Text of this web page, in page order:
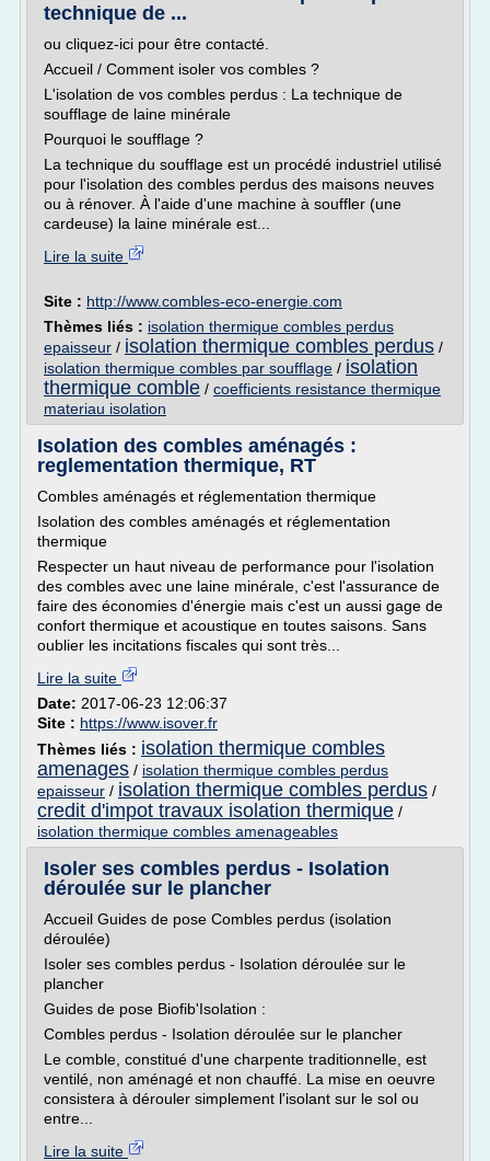
technique de ...
ou cliquez-ici pour être contacté.
Accueil / Comment isoler vos combles ?
L'isolation de vos combles perdus : La technique de
soufflage de laine minérale
Pourquoi le soufflage ?
La technique du soufflage est un procédé industriel utilisé
pour l'isolation des combles perdus des maisons neuves
ou à rénover. À l'aide d'une machine à souffler (une
cardeuse) la laine minérale est...
Lire la suite
Site : http://www.combles-eco-energie.com
Thèmes liés : isolation thermique combles perdus
epaisseur / isolation thermique combles perdus /
isolation thermique combles par soufflage / isolation
thermique comble / coefficients resistance thermique
materiau isolation
Isolation des combles aménagés :
reglementation thermique, RT
Combles aménagés et réglementation thermique
Isolation des combles aménagés et réglementation
thermique
Respecter un haut niveau de performance pour l'isolation
des combles avec une laine minérale, c'est l'assurance de
faire des économies d'énergie mais c'est un aussi gage de
confort thermique et acoustique en toutes saisons. Sans
oublier les incitations fiscales qui sont très...
Lire la suite
Date: 2017-06-23 12:06:37
Site : https://www.isover.fr
Thèmes liés : isolation thermique combles
amenages / isolation thermique combles perdus
epaisseur / isolation thermique combles perdus /
credit d'impot travaux isolation thermique /
isolation thermique combles amenageables
Isoler ses combles perdus - Isolation
déroulée sur le plancher
Accueil Guides de pose Combles perdus (isolation
déroulée)
Isoler ses combles perdus - Isolation déroulée sur le
plancher
Guides de pose Biofib'Isolation :
Combles perdus - Isolation déroulée sur le plancher
Le comble, constitué d'une charpente traditionnelle, est
ventilé, non aménagé et non chauffé. La mise en oeuvre
consistera à dérouler simplement l'isolant sur le sol ou
entre...
Lire la suite